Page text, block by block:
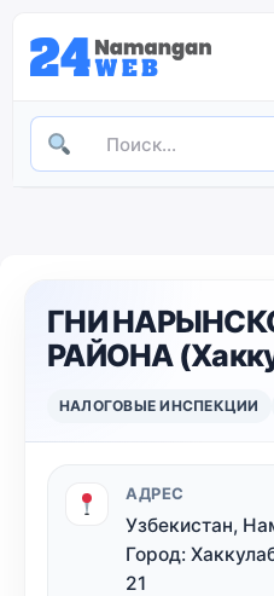
ГНИ
РАЙОНА
НАЛОГОВЫЕ ИНСПЕКЦИИ
АДРЕС
Узбекистан,
Город:
21